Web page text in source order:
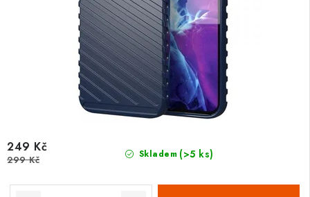
Skladem (>5 ks)
249 Kč
299 Kč